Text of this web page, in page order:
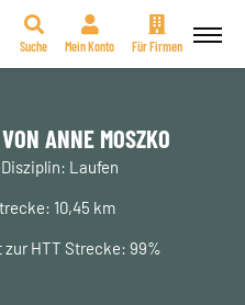
Suche Mein Konto Für Firmen
ANNE MOSZKO
Laufen
10,45 km
HTT Strecke: 99%